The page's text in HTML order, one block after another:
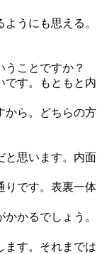
うにも思える。
ことですか？
です。もともと内
から。どちらの方
と思います。内面
りです。表裏一体
かるでしょう。
ます。それまでは